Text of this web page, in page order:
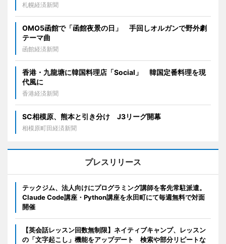
札幌経済新聞
OMO5函館で「函館夜景の日」 手回しオルガンで野外劇
テーマ曲
函館経済新聞
香港・九龍塘に韓国料理店「Social」 韓国定番料理を現
代風に
香港経済新聞
SC相模原、熊本と引き分け J3リーグ開幕
相模原町田経済新聞
プレスリリース
テックジム、法人向けにプログラミング講師を客先常駐派遣。
Claude Code講座・Python講座を永田町にて毎週無料で対面
開催
【英会話レッスン回数無制限】ネイティブキャンプ、レッスン
の「文字起こし」機能をアップデート 検索や部分リピートな